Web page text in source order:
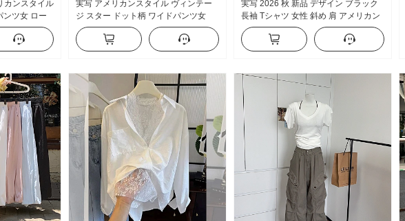
カンスタイル
ンツ女 ロー
カジュアル
ツパンツ
実写 アメリカンスタイル ヴィンテー
ジ スター ドット柄 ワイドパンツ女
2026 秋 新品 ファッション ルーズフィ
ット スリム効果 カジュアルパンツ
実写 2026 秋 新品 デザイン ブラック
長袖 Tシャツ 女性 斜め 肩 アメリカン
スタイル セクシースタイル オフショ
ルダー オフショルダー トップス